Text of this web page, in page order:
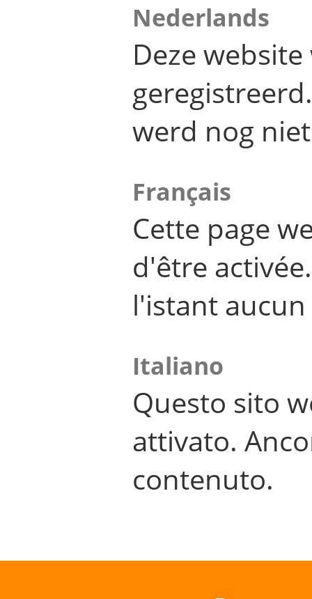
Nederlands
Deze
werd nog
Français
Cette page
d'être
l'istant
Italiano
Questo sito
attivato.
contenuto.